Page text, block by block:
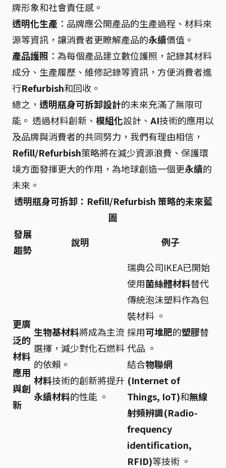
牌形象和社會責任感。
透明化生產 ：品牌應公開產品的生產過程、材料來
源等資訊，讓消費者更瞭解產品的永續價值。
產品護照 ：為每個產品建立數位護照，記錄其材料
成分、生產履歷、維修記錄等資訊，方便消費者進
行Refurbish和回收。
總之， 透明瓶身可拆卸設計的未來充滿了無限可
能。 透過材料創新、 模組化設計、 AI技術的應用以
及品牌與消費者的共同努力，我們有理由相信，
Refill/Refurbish策略將在減少資源浪費、保護環
境方面發揮更大的作用，為地球創造一個更永續的
未來。
透明瓶身可拆卸：Refill/Refurbish 策略的未來藍
圖
發展
趨勢
說明 例子
更廣
泛的
材料
應用
與創
新
生物基材料將成為主流
選擇，減少對化石燃料
的依賴。
材料技術的創新將提升
永續材料的性能 。
瑞典公司IKEA已開始
使用菌絲體材料替代
傳統泡沫塑料作為包
裝材料 。
採用可堆肥的塑膠替
代品 。
結合物聯網
(Internet of
Things, IoT)和無線
射頻辨識(Radio-
frequency
identification,
RFID)等技術 。